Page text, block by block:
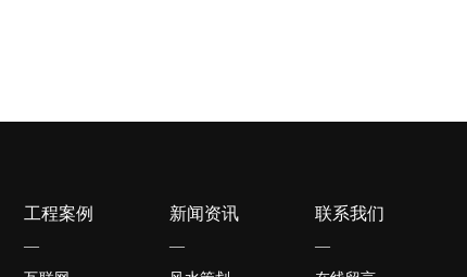
工程案例
—
新闻资讯
—
联系我们
—